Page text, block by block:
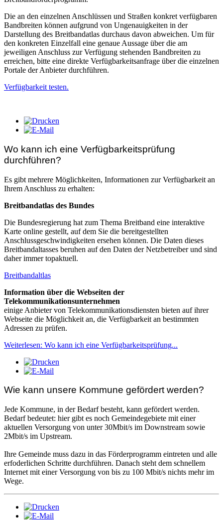
Die an den einzelnen Anschlüssen und Straßen konkret verfügbaren
Bandbreiten können aufgrund von Ungenauigkeiten in der
Darstellung des Breitbandatlas durchaus davon abweichen. Um für
den konkreten Einzelfall eine genaue Aussage über die am
jeweiligen Anschluss zur Verfügung stehenden Bandbreiten zu
erreichen, bitte eine direkte Verfügbarkeitsanfrage über die einzelnen
Portale der Anbieter durchführen.
Verfügbarkeit testen.
Wo kann ich eine Verfügbarkeitsprüfung
durchführen?
Es gibt mehrere Möglichkeiten, Informationen zur Verfügbarkeit an
Ihrem Anschluss zu erhalten:
Breitbandatlas des Bundes
Die Bundesregierung hat zum Thema Breitband eine interaktive
Karte online gestellt, auf dem Sie die bereitgestellten
Anschlussgeschwindigkeiten ersehen können. Die Daten dieses
Breitbandaltasses beruhen auf den Daten der Netzbetreiber und sind
daher immer topaktuell.
Breitbandaltlas
Information über die Webseiten der
Telekommunikationsunternehmen
einige Anbieter von Telekommunikationsdiensten bieten auf ihrer
Webseite die Möglichkeit an, die Verfügbarkeit an bestimmten
Adressen zu prüfen.
Weiterlesen: Wo kann ich eine Verfügbarkeitsprüfung...
Wie kann unsere Kommune gefördert werden?
Jede Kommune, in der Bedarf besteht, kann gefördert werden.
Bedarf bedeutet: hier gibt es noch Gemeindegebiete mit einer
aktuellen Versorgung von unter 30Mbit/s im Downstream sowie
2Mbit/s im Upstream.
Ihre Gemeinde muss dazu in das Förderprogramm eintreten und alle
erfoderlichen Schritte durchführen. Danach steht dem schnellem
Internet mit einer Versorgung von bis zu 100 Mbit/s nichts mehr im
Wege.